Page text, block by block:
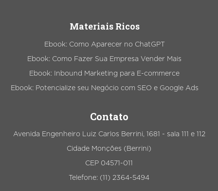
Materiais Ricos
Ebook: Como Aparecer no ChatGPT
Ebook: Como Fazer Sua Empresa Vender Mais
Ebook: Inbound Marketing para E-commerce
Ebook: Potencialize seu Negócio com SEO e Google Ads
Contato
Avenida Engenheiro Luiz Carlos Berrini, 1681 - sala 111 e 112
Cidade Monções (Berrini)
CEP 04571-011
Telefone: (11) 2364-5494